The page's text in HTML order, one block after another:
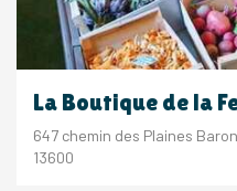
La Boutique de la
647 chemin des Plaines
13600